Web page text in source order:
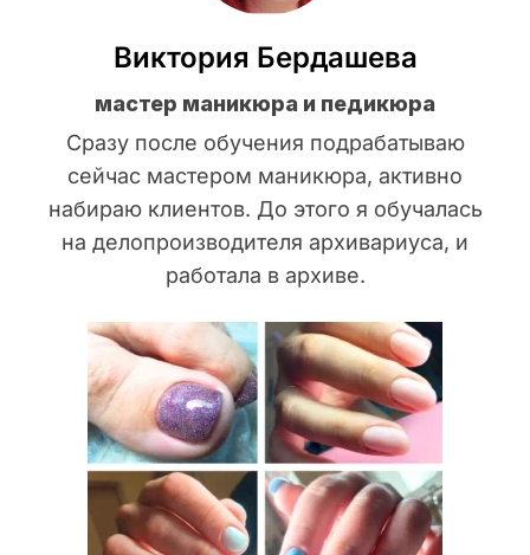
Виктория Бердашева
мастер маникюра и педикюра
Сразу после обучения подрабатываю
сейчас мастером маникюра, активно
набираю клиентов. До этого я обучалась
на делопроизводителя архивариуса, и
работала в архиве.